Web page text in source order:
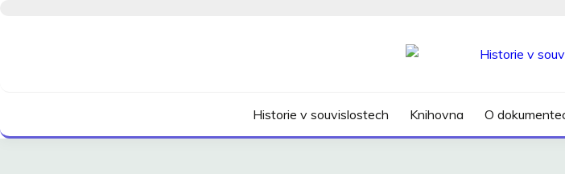
Historie v souvislostech Knihovna O